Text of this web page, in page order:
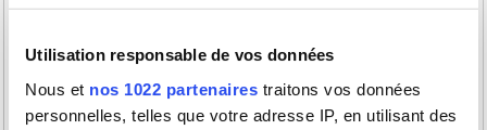
Utilisation responsable de vos données
Nous et nos 1022 partenaires traitons vos données
personnelles, telles que votre adresse IP, en utilisant des